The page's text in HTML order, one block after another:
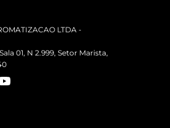
LTDA -
01, N 2.999, Setor Marista,